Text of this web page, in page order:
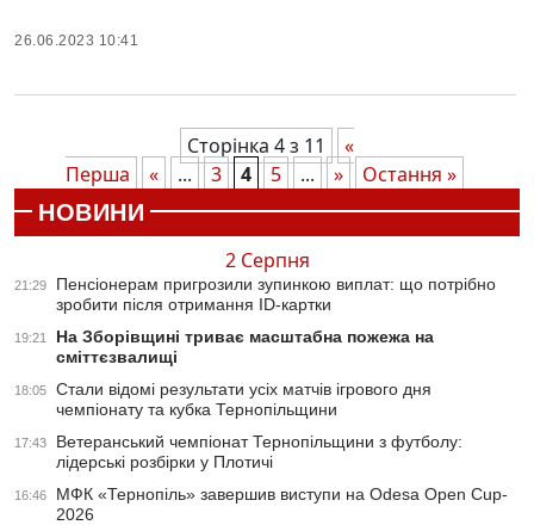
26.06.2023 10:41
Сторінка 4 з 11
«
Перша
« ... 3 4 5 ... »
Остання »
НОВИНИ
2 Серпня
21:29
Пенсіонерам пригрозили зупинкою виплат: що потрібно
зробити після отримання ID-картки
19:21
На Зборівщині триває масштабна пожежа на
сміттєзвалищі
18:05
Стали відомі результати усіх матчів ігрового дня
чемпіонату та кубка Тернопільщини
17:43
Ветеранський чемпіонат Тернопільщини з футболу:
лідерські розбірки у Плотичі
16:46
МФК «Тернопіль» завершив виступи на Odesa Open Cup-
2026